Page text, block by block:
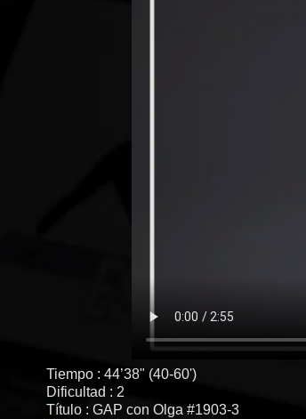
Tiempo : 44’38" (40-60')
Dificultad : 2
Título : GAP con Olga #1903-3